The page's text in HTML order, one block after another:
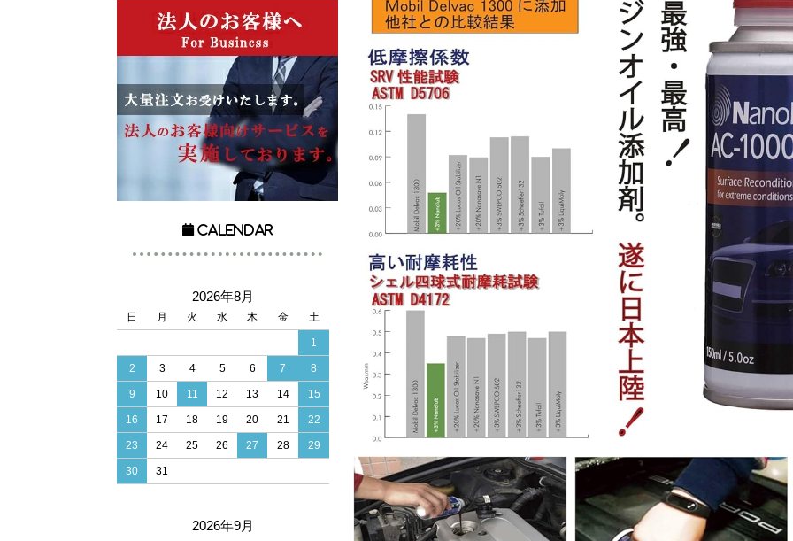
Calendar
2026年8月
日 月 火 水 木 金 土
1
2 3 4 5 6 7 8
9 10 11 12 13 14 15
16 17 18 19 20 21 22
23 24 25 26 27 28 29
30 31
2026年9月